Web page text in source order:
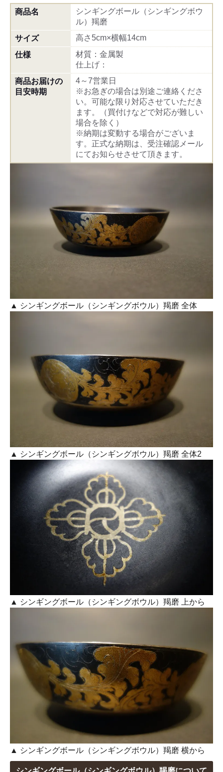
商品名
シンギングボール（シンギングボウ
ル）羯磨
サイズ
高さ5cm×横幅14cm
仕様
材質：金属製
仕上げ：
商品お届けの
目安時期
4～7営業日
※お急ぎの場合は別途ご連絡くださ
い。可能な限り対応させていただき
ます。（買付けなどで対応が難しい
場合を除く）
※納期は変動する場合がございま
す。正式な納期は、受注確認メール
にてお知らせさせて頂きます。
▲ シンギングボール（シンギングボウル）羯磨 全体
▲ シンギングボール（シンギングボウル）羯磨 全体2
▲ シンギングボール（シンギングボウル）羯磨 上から
▲ シンギングボール（シンギングボウル）羯磨 横から